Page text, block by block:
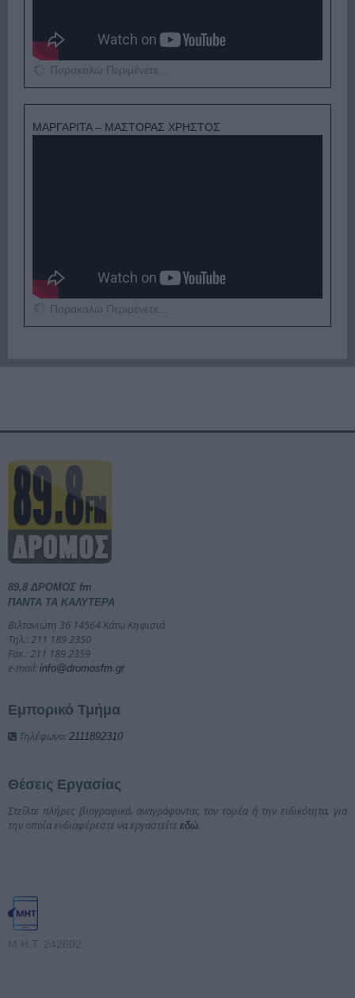
Παρακαλώ Περιμένετε...
ΜΑΡΓΑΡΙΤΑ – ΜΑΣΤΟΡΑΣ ΧΡΗΣΤΟΣ
Παρακαλώ Περιμένετε...
89,8 ΔΡΟΜΟΣ fm
ΠΑΝΤΑ ΤΑ ΚΑΛΥΤΕΡΑ
Βιλτανιώτη 36 14564 Κάτω Κηφισιά
Τηλ.: 211 189 2350
Fax.: 211 189 2359
e-mail: info@dromosfm.gr
Εμπορικό Τμήμα
Τηλέφωνο: 2111892310
Θέσεις Εργασίας
Στείλτε πλήρες βιογραφικό, αναγράφοντας τον τομέα ή την ειδικότητα, για
την οποία ενδιαφέρεστε να εργαστείτε εδώ
Μ.Η.Τ. 242602